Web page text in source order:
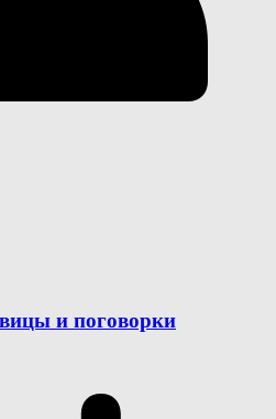
и поговорки